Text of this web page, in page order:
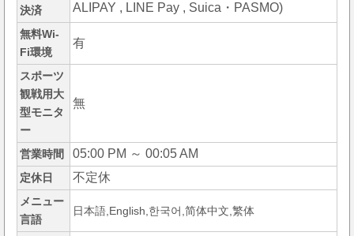
決済
ALIPAY , LINE Pay , Suica・PASMO)
無料Wi-
Fi環境
有
スポーツ
観戦用大
型モニタ
ー
無
営業時間 05:00 PM ～ 00:05 AM
定休日 不定休
メニュー
言語
日本語,English,한국어,简体中文,繁体